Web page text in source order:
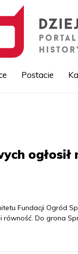
Postacie
ogłosił
Fundacji Ogród
Do grona